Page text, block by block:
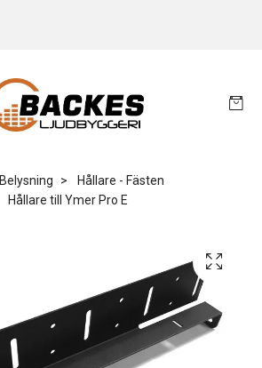
Belysning
Hållare - Fästen
Hållare till Ymer Pro E